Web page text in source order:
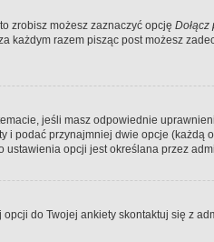
zrobisz możesz zaznaczyć opcję Dołącz
razem pisząc post możesz
jeśli masz odpowiednie
podać przynajmniej dwie opcje
ustawienia opcji jest określana przez
do Twojej ankiety skontaktuj się z